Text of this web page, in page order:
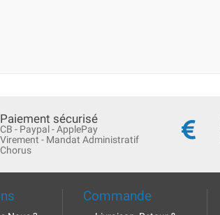
Paiement sécurisé
CB - Paypal - ApplePay
Virement - Mandat Administratif
Chorus
Commande